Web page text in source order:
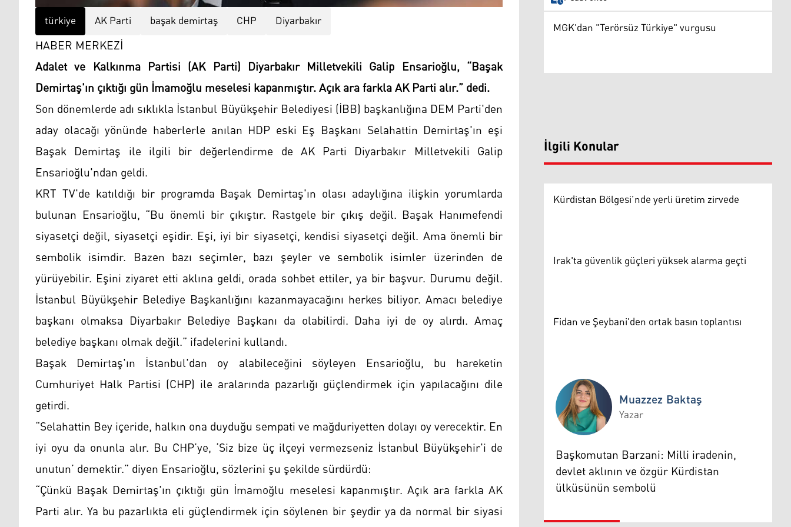
türkiye AK Parti başak demirtaş CHP Diyarbakır
HABER MERKEZİ
Adalet ve Kalkınma Partisi (AK Parti) Diyarbakır Milletvekili Galip Ensarioğlu, “Başak
Demirtaş'ın çıktığı gün İmamoğlu meselesi kapanmıştır. Açık ara farkla AK Parti alır.” dedi.
Son dönemlerde adı sıklıkla İstanbul Büyükşehir Belediyesi (İBB) başkanlığına DEM Parti'den
aday olacağı yönünde haberlerle anılan HDP eski Eş Başkanı Selahattin Demirtaş'ın eşi
Başak Demirtaş ile ilgili bir değerlendirme de AK Parti Diyarbakır Milletvekili Galip
Ensarioğlu'ndan geldi.
KRT TV'de katıldığı bir programda Başak Demirtaş'ın olası adaylığına ilişkin yorumlarda
bulunan Ensarioğlu, “Bu önemli bir çıkıştır. Rastgele bir çıkış değil. Başak Hanımefendi
siyasetçi değil, siyasetçi eşidir. Eşi, iyi bir siyasetçi, kendisi siyasetçi değil. Ama önemli bir
sembolik isimdir. Bazen bazı seçimler, bazı şeyler ve sembolik isimler üzerinden de
yürüyebilir. Eşini ziyaret etti aklına geldi, orada sohbet ettiler, ya bir başvur. Durumu değil.
İstanbul Büyükşehir Belediye Başkanlığını kazanmayacağını herkes biliyor. Amacı belediye
başkanı olmaksa Diyarbakır Belediye Başkanı da olabilirdi. Daha iyi de oy alırdı. Amaç
belediye başkanı olmak değil.” ifadelerini kullandı.
Başak Demirtaş'ın İstanbul'dan oy alabileceğini söyleyen Ensarioğlu, bu hareketin
Cumhuriyet Halk Partisi (CHP) ile aralarında pazarlığı güçlendirmek için yapılacağını dile
getirdi.
“Selahattin Bey içeride, halkın ona duyduğu sempati ve mağduriyetten dolayı oy verecektir. En
iyi oyu da onunla alır. Bu CHP’ye, ‘Siz bize üç ilçeyi vermezseniz İstanbul Büyükşehir'i de
unutun’ demektir.” diyen Ensarioğlu, sözlerini şu şekilde sürdürdü:
“Çünkü Başak Demirtaş'ın çıktığı gün İmamoğlu meselesi kapanmıştır. Açık ara farkla AK
Parti alır. Ya bu pazarlıkta eli güçlendirmek için söylenen bir şeydir ya da normal bir siyasi
MGK'dan "Terörsüz Türkiye" vurgusu
İlgili Konular
Kürdistan Bölgesi’nde yerli üretim zirvede
Irak'ta güvenlik güçleri yüksek alarma geçti
Fidan ve Şeybani'den ortak basın toplantısı
Muazzez Baktaş
Muazzez Baktaş
Yazar
Başkomutan Barzani: Milli iradenin,
devlet aklının ve özgür Kürdistan
ülküsünün sembolü